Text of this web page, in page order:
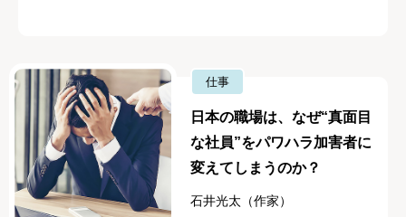
仕事
日本の職場は、なぜ“真面目
な社員”をパワハラ加害者に
変えてしまうのか？
石井光太（作家）